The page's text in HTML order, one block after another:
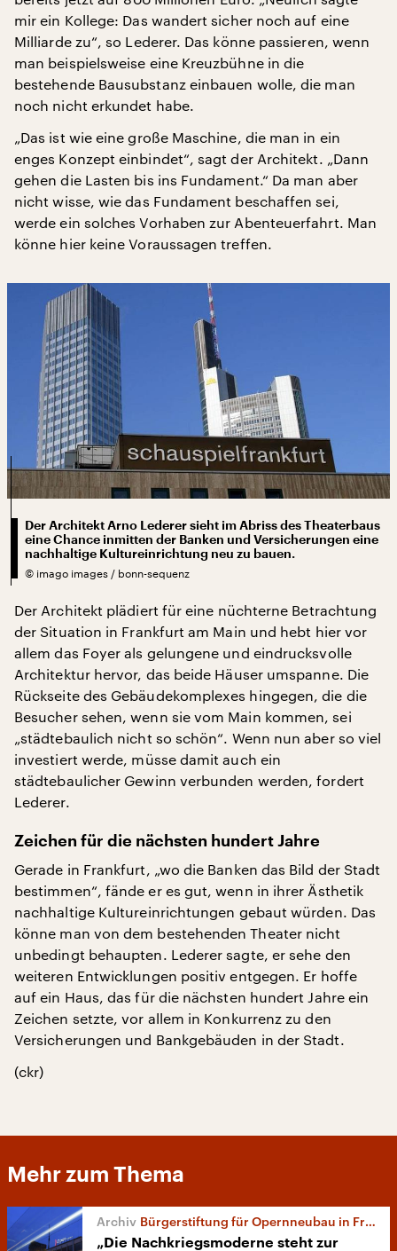
mir ein Kollege: Das wandert sicher noch auf eine
Milliarde zu“, so Lederer. Das könne passieren, wenn
man beispielsweise eine Kreuzbühne in die
bestehende Bausubstanz einbauen wolle, die man
noch nicht erkundet habe.
„Das ist wie eine große Maschine, die man in ein
enges Konzept einbindet“, sagt der Architekt. „Dann
gehen die Lasten bis ins Fundament.“ Da man aber
nicht wisse, wie das Fundament beschaffen sei,
werde ein solches Vorhaben zur Abenteuerfahrt. Man
könne hier keine Voraussagen treffen.
Der Architekt Arno Lederer sieht im Abriss des Theaterbaus
eine Chance inmitten der Banken und Versicherungen eine
nachhaltige Kultureinrichtung neu zu bauen.
© imago images / bonn-sequenz
Der Architekt plädiert für eine nüchterne Betrachtung
der Situation in Frankfurt am Main und hebt hier vor
allem das Foyer als gelungene und eindrucksvolle
Architektur hervor, das beide Häuser umspanne. Die
Rückseite des Gebäudekomplexes hingegen, die die
Besucher sehen, wenn sie vom Main kommen, sei
„städtebaulich nicht so schön“. Wenn nun aber so viel
investiert werde, müsse damit auch ein
städtebaulicher Gewinn verbunden werden, fordert
Lederer.
Zeichen für die nächsten hundert Jahre
Gerade in Frankfurt, „wo die Banken das Bild der Stadt
bestimmen“, fände er es gut, wenn in ihrer Ästhetik
nachhaltige Kultureinrichtungen gebaut würden. Das
könne man von dem bestehenden Theater nicht
unbedingt behaupten. Lederer sagte, er sehe den
weiteren Entwicklungen positiv entgegen. Er hoffe
auf ein Haus, das für die nächsten hundert Jahre ein
Zeichen setzte, vor allem in Konkurrenz zu den
Versicherungen und Bankgebäuden in der Stadt.
(ckr)
Mehr zum Thema
Bürgerstiftung für Opernneubau in Frankfurt
„Die Nachkriegsmoderne steht zur